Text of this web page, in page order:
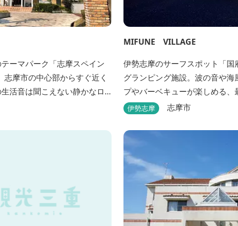
ーマパーク「志摩スペイン
摩市の中心部からすぐ近く
活音は聞こえない静かなロ
りを感じる本格的なコテー
もあり、「週末、ペットと
MIFUNE VILLAGE
伊勢志摩のサーフスポット「国
グランピング施設。波の音や海
プやバーベキューが楽しめる、
です。
伊勢志摩 志摩市